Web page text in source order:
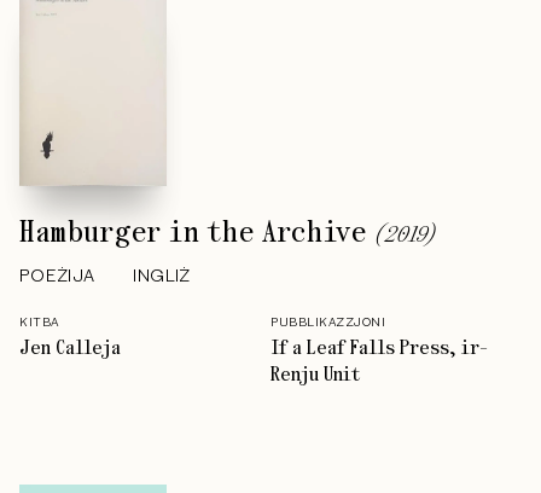
Hamburger in the Archive (2019)
POEŻIJA INGLIŻ
KITBA
Jen Calleja
PUBBLIKAZZJONI
If a Leaf Falls Press, ir-
Renju Unit